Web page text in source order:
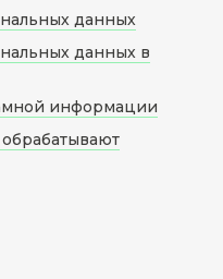
данных
данных в
информации